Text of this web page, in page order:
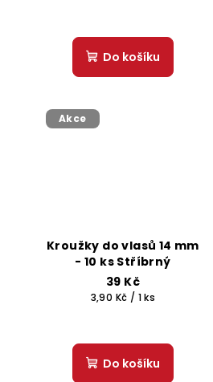
Do košíku
Akce
Kroužky do vlasů 14 mm
- 10 ks Stříbrný
39 Kč
Měrná
3,90 Kč / 1 ks
Do košíku